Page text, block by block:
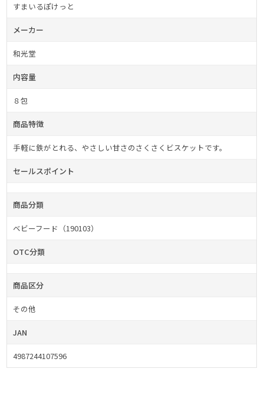
すまいるぽけっと
メーカー
和光堂
内容量
８包
商品特徴
手軽に鉄がとれる、やさしい甘さのさくさくビスケットです。
セールスポイント
商品分類
ベビーフード（190103）
OTC分類
商品区分
その他
JAN
4987244107596